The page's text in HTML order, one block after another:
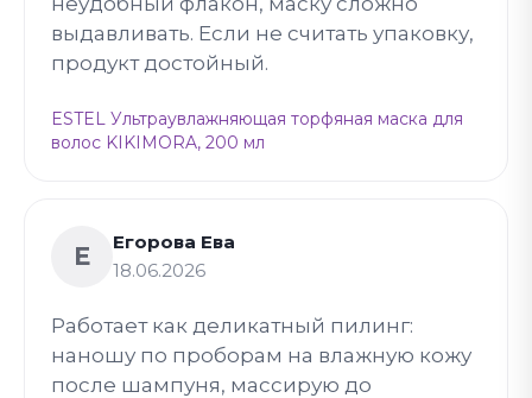
выдавливать. Если не считать упаковку,
продукт достойный.
ESTEL Ультраувлажняющая торфяная маска для
волос KIKIMORA, 200 мл
Е
Егорова Ева
18.06.2026
Работает как деликатный пилинг:
наношу по проборам на влажную кожу
после шампуня, массирую до